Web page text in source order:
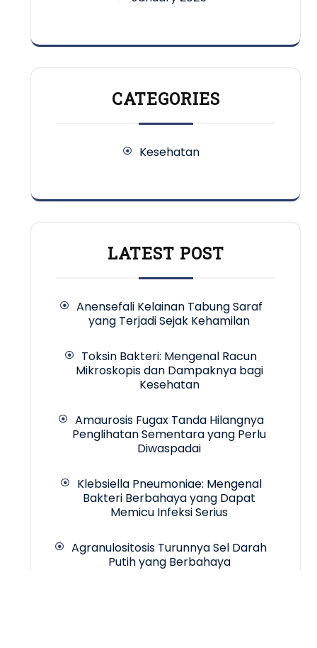
CATEGORIES
Kesehatan
LATEST POST
Anensefali Kelainan Tabung Saraf
yang Terjadi Sejak Kehamilan
Toksin Bakteri: Mengenal Racun
Mikroskopis dan Dampaknya bagi
Kesehatan
Amaurosis Fugax Tanda Hilangnya
Penglihatan Sementara yang Perlu
Diwaspadai
Klebsiella Pneumoniae: Mengenal
Bakteri Berbahaya yang Dapat
Memicu Infeksi Serius
Agranulositosis Turunnya Sel Darah
Putih yang Berbahaya